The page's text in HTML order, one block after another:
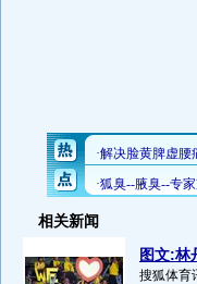
相关新闻
图文:林
搜狐体育